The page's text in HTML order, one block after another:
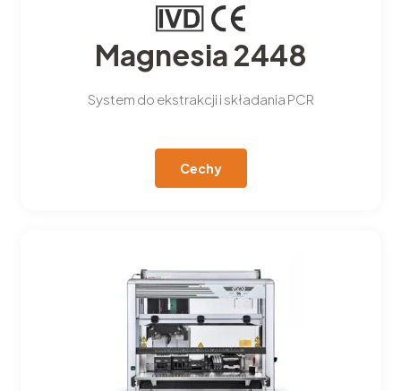
Magnesia 2448
System do ekstrakcji i składania PCR
Cechy